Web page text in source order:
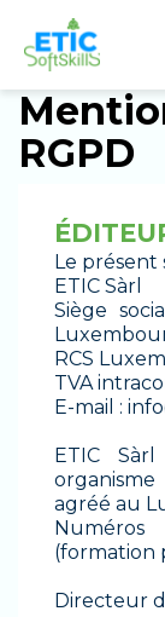
RGPD
Le présent
ETIC Sàrl
Siège
RCS
TVA
E-mail :
ETIC
agréé au
(formation
Directeur